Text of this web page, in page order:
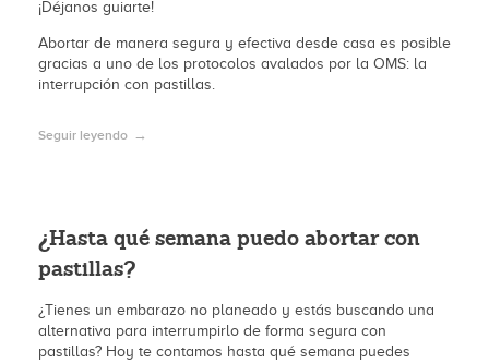
¡Déjanos guiarte!
Abortar de manera segura y efectiva desde casa es posible
gracias a uno de los protocolos avalados por la OMS: la
interrupción con pastillas.
Seguir leyendo
¿Hasta qué semana puedo abortar con
pastillas?
¿Tienes un embarazo no planeado y estás buscando una
alternativa para interrumpirlo de forma segura con
pastillas? Hoy te contamos hasta qué semana puedes